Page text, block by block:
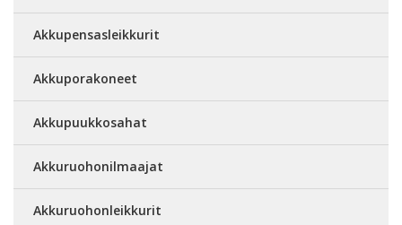
Akkupensasleikkurit
Akkuporakoneet
Akkupuukkosahat
Akkuruohonilmaajat
Akkuruohonleikkurit